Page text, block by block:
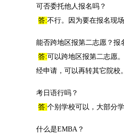
可否委托他人报名吗？
答:不行。因为要在报名现
能否跨地区报第二志愿？报
答:可以跨地区报第二志愿
经申请，可以再转其它院校。
考日语行吗？
答:个别学校可以，大部分学
什么是EMBA？